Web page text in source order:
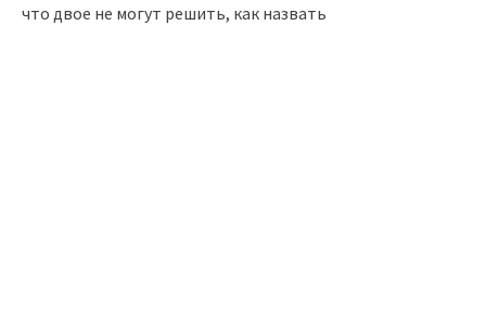
что двое не могут решить, как назвать